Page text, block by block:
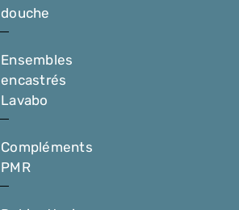
douche
Ensembles
encastrés
Lavabo
Compléments
PMR